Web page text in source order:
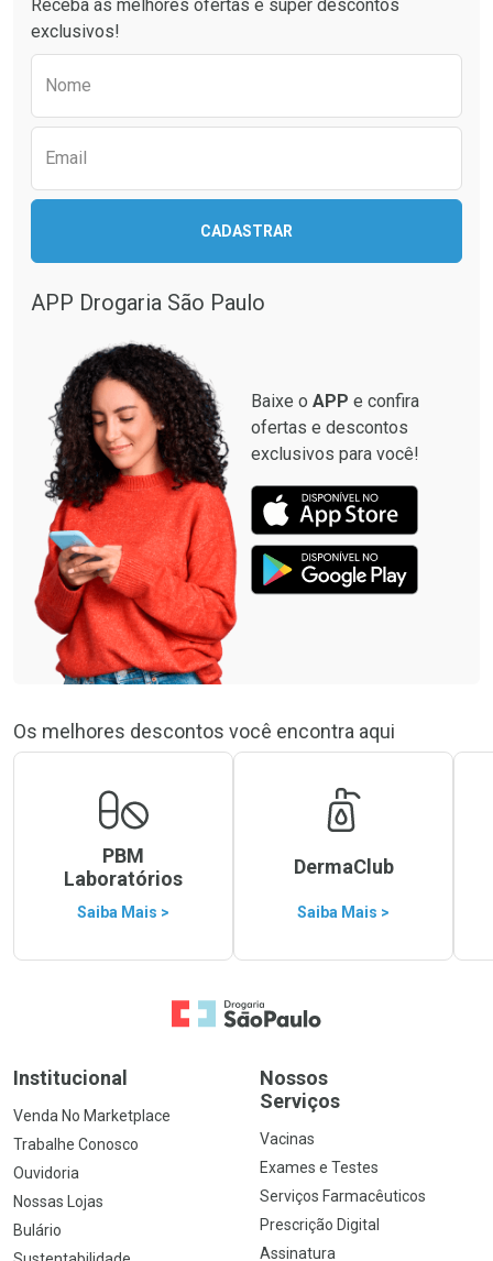
Comprar sem Desconto
Por R$ 664,02/cada
Comprar sem Desconto
Ativar Desconto
Comprar sem Desconto
Receba as melhores ofertas e super descontos
exclusivos!
Nome
Email
CADASTRAR
APP Drogaria São Paulo
Baixe o APP e confira
ofertas e descontos
exclusivos para você!
Os melhores descontos você encontra aqui
PBM
Laboratórios
Saiba Mais >
DermaClub
Saiba Mais >
Ir para a Home
Institucional
Venda No Marketplace
Trabalhe Conosco
Ouvidoria
Nossas Lojas
Bulário
Nossos
Serviços
Vacinas
Exames e Testes
Serviços Farmacêuticos
Prescrição Digital
Assinatura